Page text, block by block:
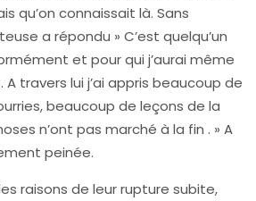
qu’on connaissait là. Sans
a répondu » C’est quelqu’un
et pour qui j’aurai même
travers lui j’ai appris beaucoup de
beaucoup de leçons de la
n’ont pas marché à la fin . » A
peinée.
raisons de leur rupture subite,